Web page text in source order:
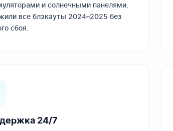
и солнечными панелями.
все блэкауты 2024–2025 без
сбоя.
24/7